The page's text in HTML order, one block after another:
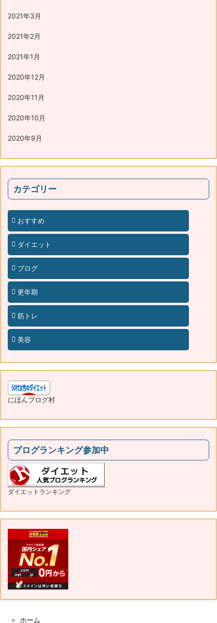
2021年3月
2021年2月
2021年1月
2020年12月
2020年11月
2020年10月
2020年9月
カテゴリー
おすすめ
ダイエット
ブログ
更年期
筋トレ
美容
にほんブログ村
ブログランキング参加中
ダイエットランキング
ホーム